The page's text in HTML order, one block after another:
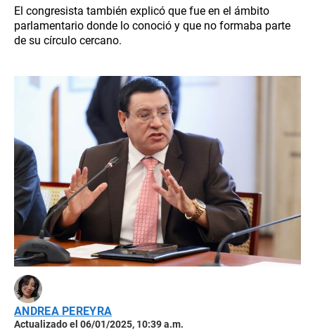
El congresista también explicó que fue en el ámbito
parlamentario donde lo conoció y que no formaba parte
de su círculo cercano.
ANDREA PEREYRA
Actualizado el 06/01/2025, 10:39 a.m.